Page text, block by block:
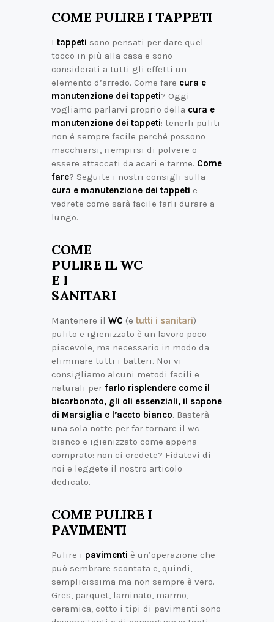
COME PULIRE I TAPPETI
I tappeti sono pensati per dare quel
tocco in più alla casa e sono
considerati a tutti gli effetti un
elemento d’arredo. Come fare cura e
manutenzione dei tappeti? Oggi
vogliamo parlarvi proprio della cura e
manutenzione dei tappeti: tenerli puliti
non è sempre facile perchè possono
macchiarsi, riempirsi di polvere o
essere attaccati da acari e tarme. Come
fare? Seguite i nostri consigli sulla
cura e manutenzione dei tappeti e
vedrete come sarà facile farli durare a
lungo.
COME
PULIRE IL WC
E I
SANITARI
Mantenere il WC (e tutti i sanitari)
pulito e igienizzato è un lavoro poco
piacevole, ma necessario in modo da
eliminare tutti i batteri. Noi vi
consigliamo alcuni metodi facili e
naturali per farlo risplendere come il
bicarbonato, gli oli essenziali, il sapone
di Marsiglia e l’aceto bianco. Basterà
una sola notte per far tornare il wc
bianco e igienizzato come appena
comprato: non ci credete? Fidatevi di
noi e leggete il nostro articolo
dedicato.
COME PULIRE I
PAVIMENTI
Pulire i pavimenti è un’operazione che
può sembrare scontata e, quindi,
semplicissima ma non sempre è vero.
Gres, parquet, laminato, marmo,
ceramica, cotto i tipi di pavimenti sono